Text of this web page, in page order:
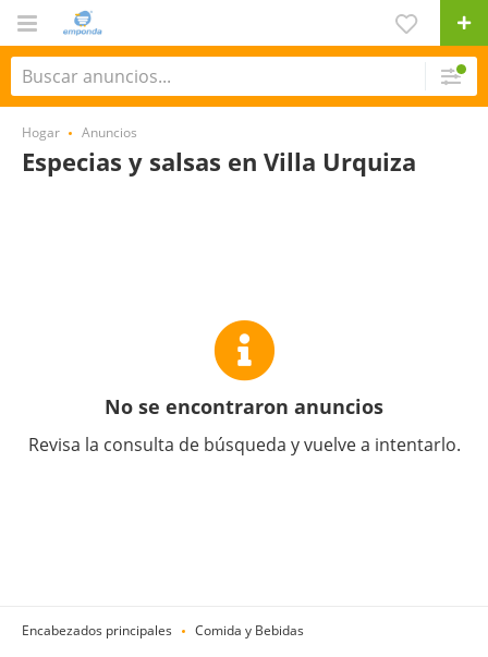
Hogar Anuncios
Especias y salsas en Villa Urquiza
No se encontraron anuncios
Revisa la consulta de búsqueda y vuelve a intentarlo.
Encabezados principales Comida y Bebidas